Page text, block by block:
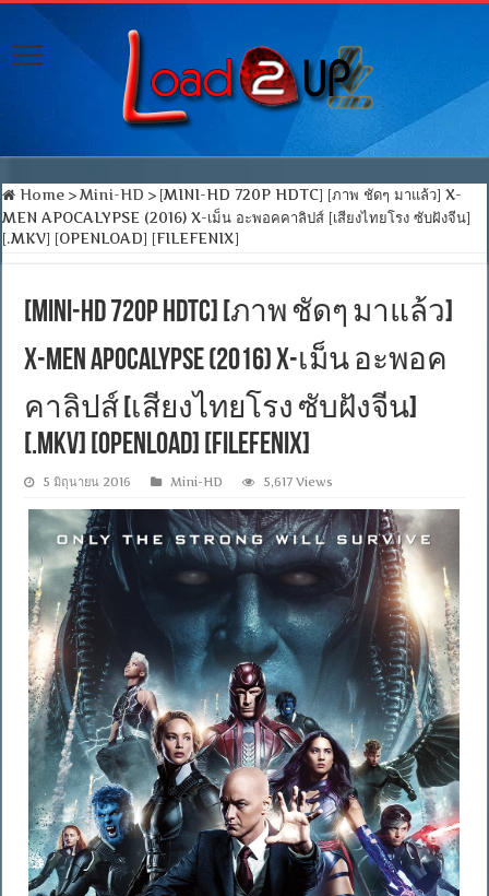
Home > Mini-HD > [MINI-HD 720P HDTC] [ภาพ ชัดๆ มาแล้ว] X-
MEN APOCALYPSE (2016) X-เม็น อะพอคคาลิปส์ [เสียงไทยโรง ซับฝังจีน]
[.MKV] [OPENLOAD] [FILEFENIX]
[MINI-HD 720P HDTC] [ภาพ ชัดๆ มาแล้ว]
X-MEN APOCALYPSE (2016) X-เม็น อะพอค
คาลิปส์ [เสียงไทยโรง ซับฝังจีน]
[.MKV] [OPENLOAD] [FILEFENIX]
5 มิถุนายน 2016 Mini-HD 5,617 Views